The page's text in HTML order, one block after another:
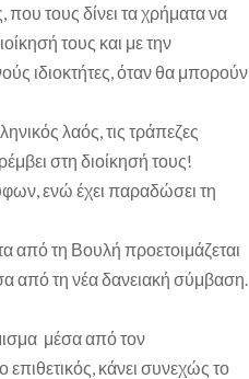
τους δίνει τα χρήματα να
τους και με την
ιδιοκτήτες, όταν θα μπορούν
λαός, τις τράπεζες
στη διοίκησή τους!
ενώ έχει παραδώσει τη
τη Βουλή προετοιμάζεται
από τη νέα δανειακή σύμβαση.
μέσα από τον
επιθετικός, κάνει συνεχώς το